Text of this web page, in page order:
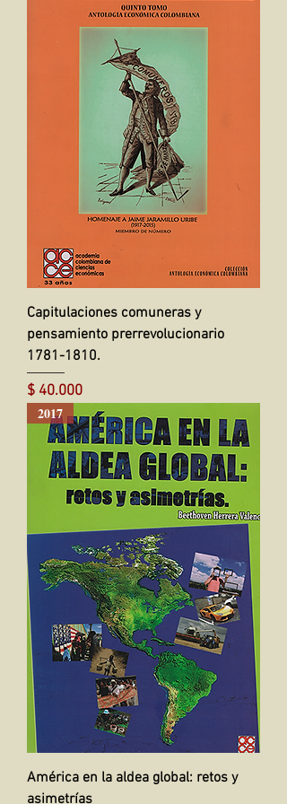
Capitulaciones comuneras y
pensamiento prerrevolucionario
1781-1810.
Precio
$ 40.000
2017
América en la aldea global: retos y
asimetrías